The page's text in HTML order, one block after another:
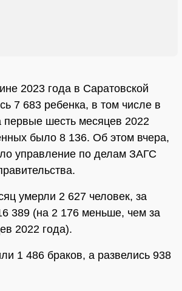
2023 года в Саратовской
7 683 ребенка, в том числе в
шесть месяцев 2022
было 8 136. Об этом вчера,
управление по делам ЗАГС
умерли 2 627 человек, за
389 (на 2 176 меньше, чем за
2022 года).
1 486 браков, а развелись 938